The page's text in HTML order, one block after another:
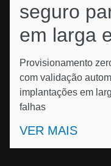
seguro
em larga
Provisionamento
com validação
implantações em
falhas
VER MAIS